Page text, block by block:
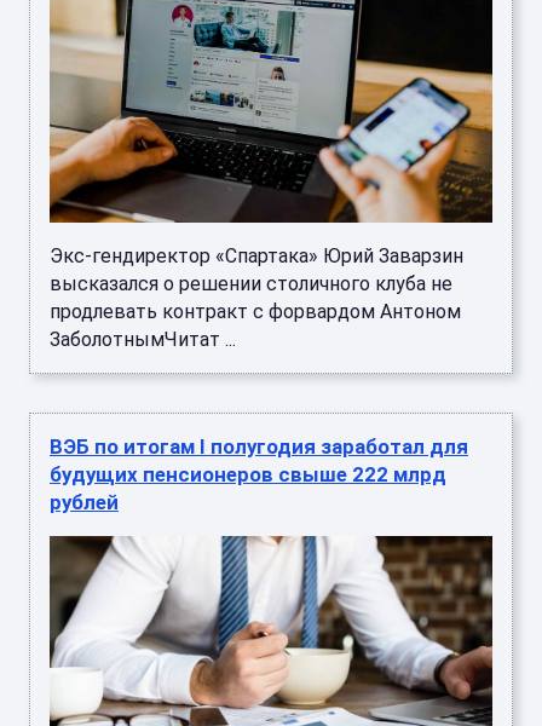
Экс-гендиректор «Спартака» Юрий Заварзин
высказался о решении столичного клуба не
продлевать контракт с форвардом Антоном
ЗаболотнымЧитат ...
ВЭБ по итогам I полугодия заработал для
будущих пенсионеров свыше 222 млрд
рублей